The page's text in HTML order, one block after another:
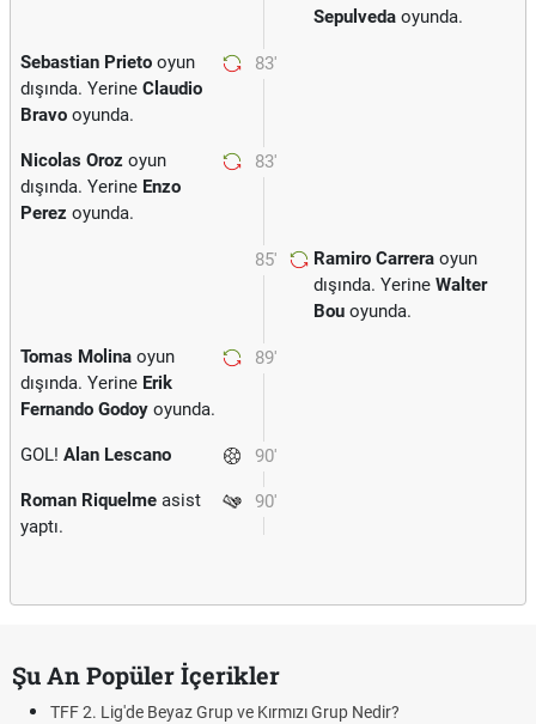
Sepulveda oyunda.
83'
Sebastian Prieto oyun
dışında. Yerine Claudio
Bravo oyunda.
83'
Nicolas Oroz oyun
dışında. Yerine Enzo
Perez oyunda.
85' Ramiro Carrera oyun
dışında. Yerine Walter
Bou oyunda.
89'
Tomas Molina oyun
dışında. Yerine Erik
Fernando Godoy oyunda.
90'
GOL! Alan Lescano
90'
Roman Riquelme asist
yaptı.
Şu An Popüler İçerikler
TFF 2. Lig'de Beyaz Grup ve Kırmızı Grup Nedir?